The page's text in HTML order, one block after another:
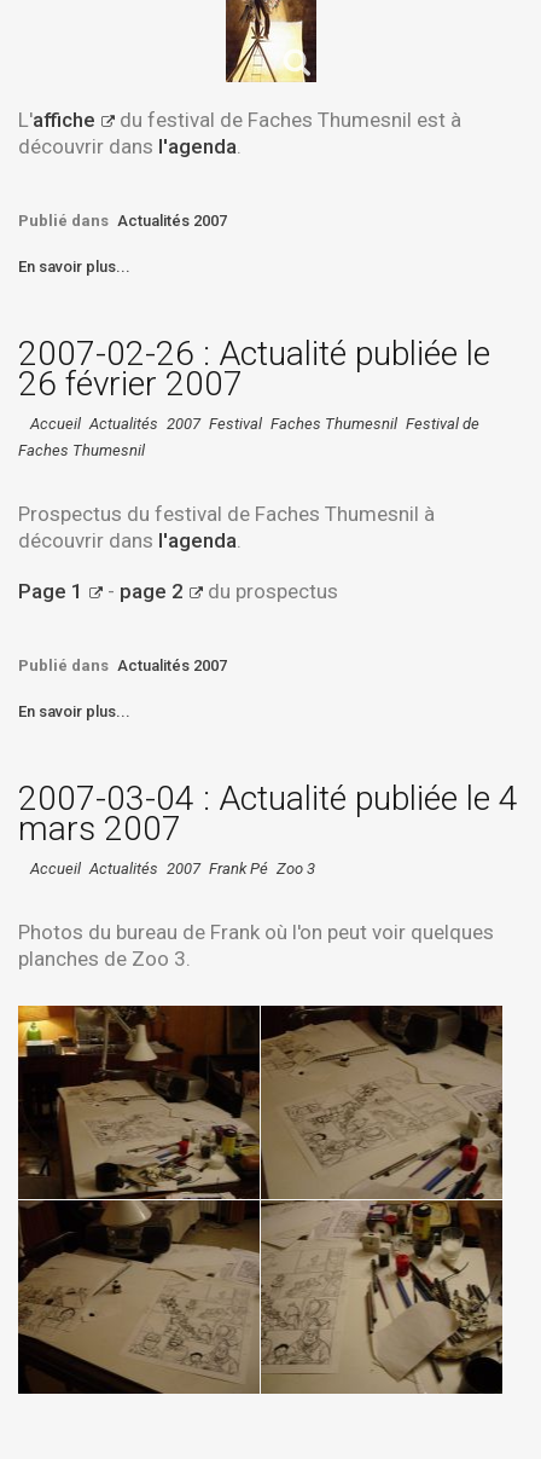
L'affiche du festival de Faches Thumesnil est à
découvrir dans l'agenda.
Publié dans Actualités 2007
En savoir plus...
2007-02-26 : Actualité publiée le
26 février 2007
Accueil Actualités 2007 Festival Faches Thumesnil Festival de
Faches Thumesnil
Prospectus du festival de Faches Thumesnil à
découvrir dans l'agenda.
Page 1 - page 2 du prospectus
Publié dans Actualités 2007
En savoir plus...
2007-03-04 : Actualité publiée le 4
mars 2007
Accueil Actualités 2007 Frank Pé Zoo 3
Photos du bureau de Frank où l'on peut voir quelques
planches de Zoo 3.